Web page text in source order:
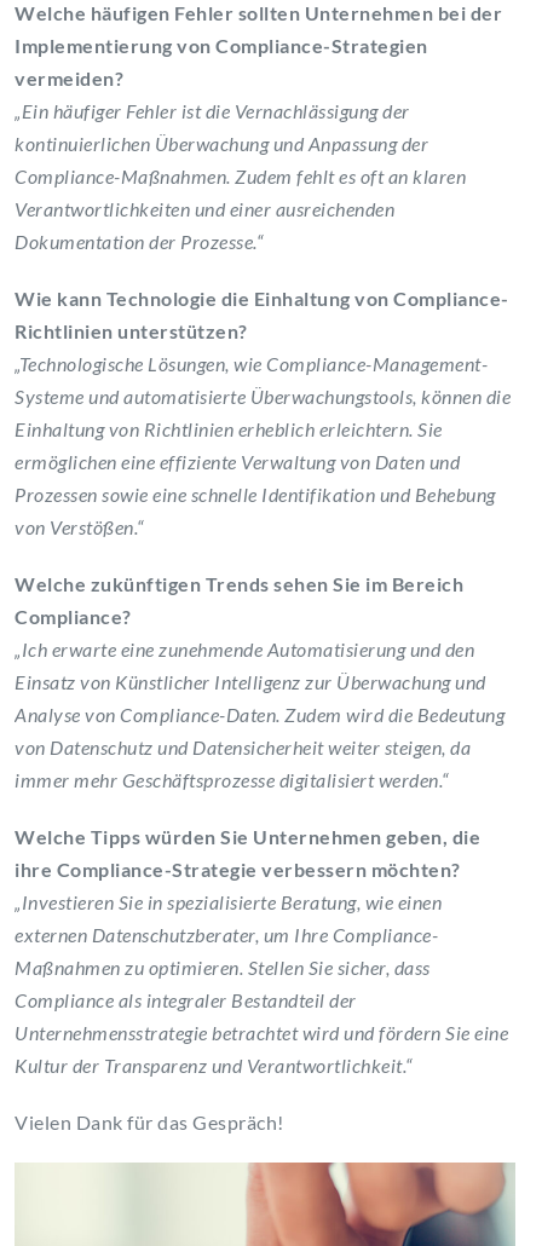
Welche häufigen Fehler sollten Unternehmen bei der
Implementierung von Compliance-Strategien
vermeiden?
„Ein häufiger Fehler ist die Vernachlässigung der
kontinuierlichen Überwachung und Anpassung der
Compliance-Maßnahmen. Zudem fehlt es oft an klaren
Verantwortlichkeiten und einer ausreichenden
Dokumentation der Prozesse.“
Wie kann Technologie die Einhaltung von Compliance-
Richtlinien unterstützen?
„Technologische Lösungen, wie Compliance-Management-
Systeme und automatisierte Überwachungstools, können die
Einhaltung von Richtlinien erheblich erleichtern. Sie
ermöglichen eine effiziente Verwaltung von Daten und
Prozessen sowie eine schnelle Identifikation und Behebung
von Verstößen.“
Welche zukünftigen Trends sehen Sie im Bereich
Compliance?
„Ich erwarte eine zunehmende Automatisierung und den
Einsatz von Künstlicher Intelligenz zur Überwachung und
Analyse von Compliance-Daten. Zudem wird die Bedeutung
von Datenschutz und Datensicherheit weiter steigen, da
immer mehr Geschäftsprozesse digitalisiert werden.“
Welche Tipps würden Sie Unternehmen geben, die
ihre Compliance-Strategie verbessern möchten?
„Investieren Sie in spezialisierte Beratung, wie einen
externen Datenschutzberater, um Ihre Compliance-
Maßnahmen zu optimieren. Stellen Sie sicher, dass
Compliance als integraler Bestandteil der
Unternehmensstrategie betrachtet wird und fördern Sie eine
Kultur der Transparenz und Verantwortlichkeit.“
Vielen Dank für das Gespräch!